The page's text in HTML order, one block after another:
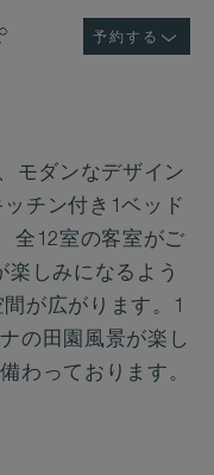
予約する
モダンなデザイン
チン付き1ベッド
全12室の客室がご
楽しみになるよう
が広がります。1
の田園風景が楽し
わっております。